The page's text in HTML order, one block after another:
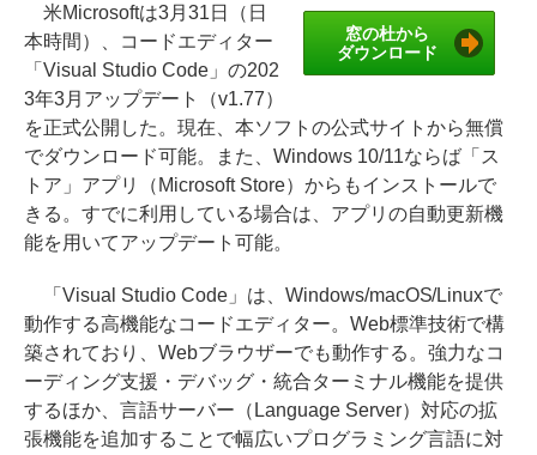
窓の杜から
ダウンロード
米Microsoftは3月31日（日
本時間）、コードエディター
「Visual Studio Code」の202
3年3月アップデート（v1.77）
を正式公開した。現在、本ソフトの公式サイトから無償
でダウンロード可能。また、Windows 10/11ならば「ス
トア」アプリ（Microsoft Store）からもインストールで
きる。すでに利用している場合は、アプリの自動更新機
能を用いてアップデート可能。
「Visual Studio Code」は、Windows/macOS/Linuxで
動作する高機能なコードエディター。Web標準技術で構
築されており、Webブラウザーでも動作する。強力なコ
ーディング支援・デバッグ・統合ターミナル機能を提供
するほか、言語サーバー（Language Server）対応の拡
張機能を追加することで幅広いプログラミング言語に対